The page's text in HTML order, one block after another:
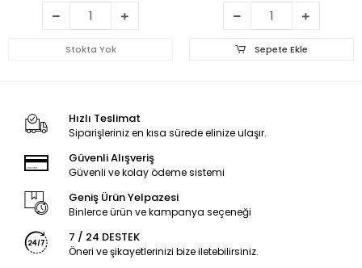
Stokta Yok Sepete Ekle
Hızlı Teslimat
Siparişleriniz en kısa sürede elinize ulaşır.
Güvenli Alışveriş
Güvenli ve kolay ödeme sistemi
Geniş Ürün Yelpazesi
Binlerce ürün ve kampanya seçeneği
7 / 24 DESTEK
Öneri ve şikayetlerinizi bize iletebilirsiniz.